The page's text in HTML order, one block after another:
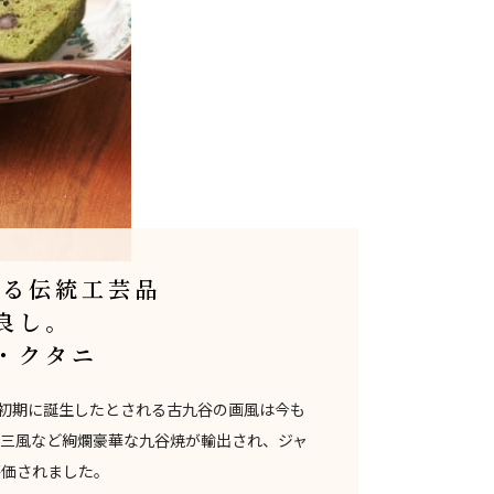
伝統工芸品
。
クタニ
期に誕生したとされる古九谷の画風は今も
風など絢爛豪華な九谷焼が輸出され、ジャ
されました。